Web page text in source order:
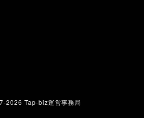
2026 Tap-biz運営事務局